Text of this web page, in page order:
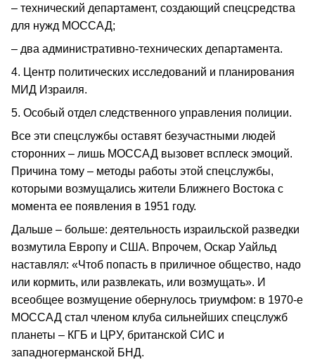
– технический департамент, создающий спецсредства
для нужд МОССАД;
– два административно-технических департамента.
4. Центр политических исследований и планирования
МИД Израиля.
5. Особый отдел следственного управления полиции.
Все эти спецслужбы оставят безучастными людей
сторонних – лишь МОССАД вызовет всплеск эмоций.
Причина тому – методы работы этой спецслужбы,
которыми возмущались жители Ближнего Востока с
момента ее появления в 1951 году.
Дальше – больше: деятельность израильской разведки
возмутила Европу и США. Впрочем, Оскар Уайльд
наставлял: «Чтоб попасть в приличное общество, надо
или кормить, или развлекать, или возмущать». И
всеобщее возмущение обернулось триумфом: в 1970-е
МОССАД стал членом клуба сильнейших спецслужб
планеты – КГБ и ЦРУ, британской СИС и
западногерманской БНД.